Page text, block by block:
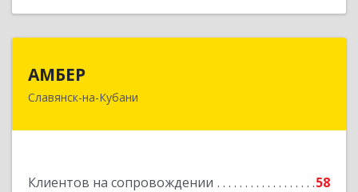
АМБЕР
Славянск-на-Кубани
Клиентов на сопровождении 58
353562, Краснодарский край, Славянский р-н,